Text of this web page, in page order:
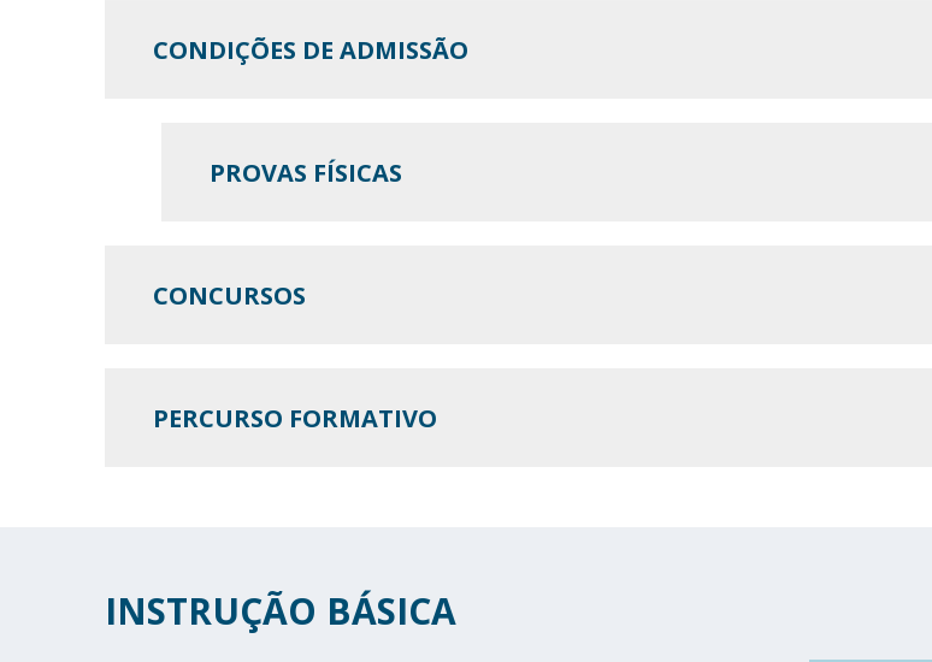
CONDIÇÕES DE ADMISSÃO
PROVAS FÍSICAS
CONCURSOS
PERCURSO FORMATIVO
INSTRUÇÃO BÁSICA